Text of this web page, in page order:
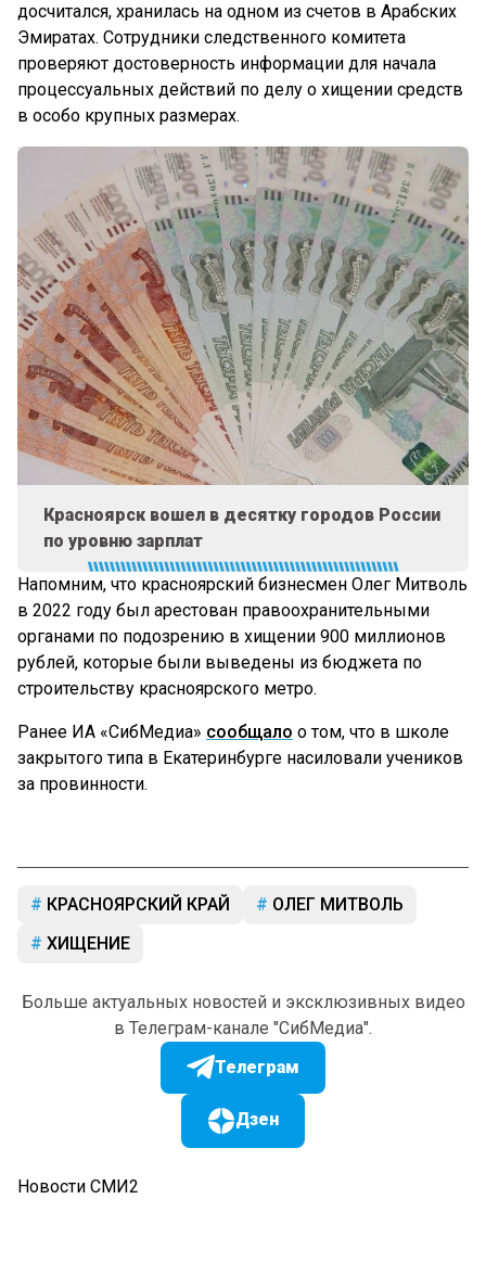
досчитался, хранилась на одном из счетов в Арабских
Эмиратах. Сотрудники следственного комитета
проверяют достоверность информации для начала
процессуальных действий по делу о хищении средств
в особо крупных размерах.
Красноярск вошел в десятку городов России
по уровню зарплат
Напомним, что красноярский бизнесмен Олег Митволь
в 2022 году был арестован правоохранительными
органами по подозрению в хищении 900 миллионов
рублей, которые были выведены из бюджета по
строительству красноярского метро.
Ранее ИА «СибМедиа» сообщало о том, что в школе
закрытого типа в Екатеринбурге насиловали учеников
за провинности.
КРАСНОЯРСКИЙ КРАЙ
ОЛЕГ МИТВОЛЬ
ХИЩЕНИЕ
Больше актуальных новостей и эксклюзивных видео
в Телеграм-канале "СибМедиа".
Телеграм
Дзен
Новости СМИ2